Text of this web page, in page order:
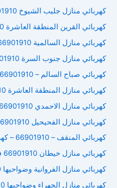
كهربائي منازل جليب الشيوخ 66901910 كهربائي هندي
كهربائي القرين المنطقة العاشرة 66901910 معلم
كهربائي منازل السالمية 66901910 فني كهربائي
كهربائي منازل جنوب السرة 66901910 كهربائي حولي
كهربائي صباح السالم – 66901910 – كهربائي العدان
كهربائي منازل المنطقة العاشرة 66901910 رقم كهربائي
كهربائي منازل الاحمدي 66901910 فني كهربائي
كهربائي منازل الفحيحيل 66901910 فني كهربائي
كهربائي المنقف – 66901910 – كهربائي منازل – كهربائي الكويت
كهربائي منازل خيطان 66901910 فني كهربائي
كهربائي منازل الفروانية وضواحيها 66901910 فني كهربائي
كهربائي منازل الجهراء وضواحيها 66901910 كهربائي الكويت